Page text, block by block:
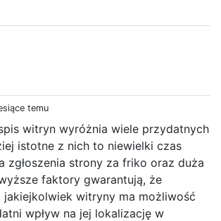
temu
witryn wyróżnia wiele przydatnych
istotne z nich to niewielki czas
zgłoszenia strony za friko oraz duża
faktory gwarantują, że
jakiejkolwiek witryny ma możliwość
wpływ na jej lokalizację w